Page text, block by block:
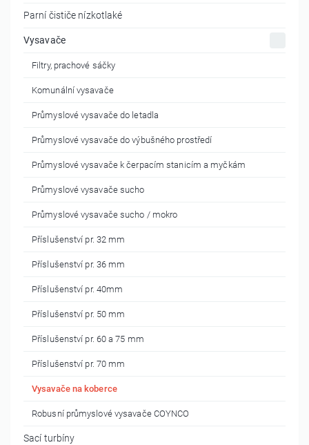
Parní čističe nízkotlaké
Vysavače
Filtry, prachové sáčky
Komunální vysavače
Průmyslové vysavače do letadla
Průmyslové vysavače do výbušného prostředí
Průmyslové vysavače k čerpacím stanicím a myčkám
Průmyslové vysavače sucho
Průmyslové vysavače sucho / mokro
Příslušenství pr. 32 mm
Příslušenství pr. 36 mm
Příslušenství pr. 40mm
Příslušenství pr. 50 mm
Příslušenství pr. 60 a 75 mm
Příslušenství pr. 70 mm
Vysavače na koberce
Robusní průmyslové vysavače COYNCO
Sací turbíny